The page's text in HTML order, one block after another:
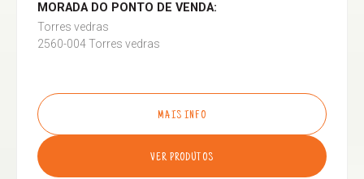
MORADA DO PONTO DE VENDA:
Torres vedras
2560-004 Torres vedras
MAIS INFO
VER PRODUTOS